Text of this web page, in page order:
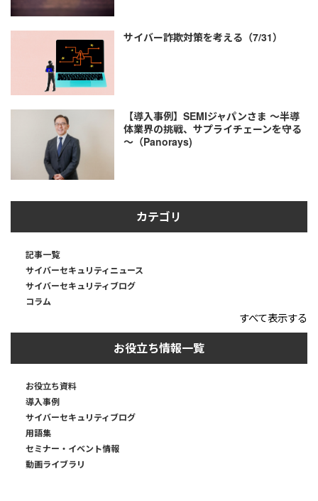
サイバー詐欺対策を考える（7/31）
【導入事例】SEMIジャパンさま ～半導
体業界の挑戦、サプライチェーンを守る
～（Panorays)
カテゴリ
記事一覧
サイバーセキュリティニュース
サイバーセキュリティブログ
コラム
すべて表示する
お役立ち情報一覧
お役立ち資料
導入事例
サイバーセキュリティブログ
用語集
セミナー・イベント情報
動画ライブラリ